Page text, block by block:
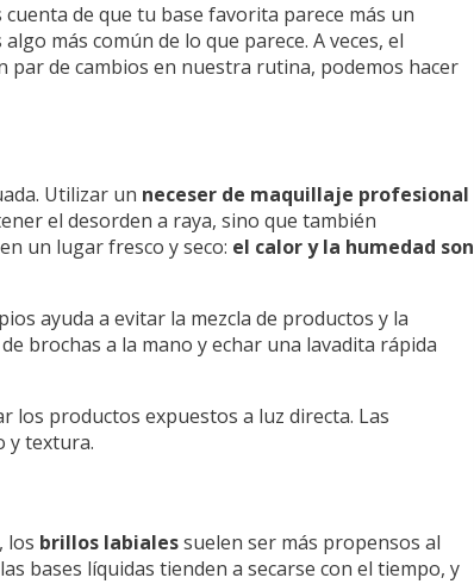
de que tu base favorita parece más un
algo más común de lo que parece. A veces, el
par de cambios en nuestra rutina, podemos hacer
Utilizar un neceser de maquillaje profesional
el desorden a raya, sino que también
un lugar fresco y seco: el calor y la humedad son
ayuda a evitar la mezcla de productos y la
brochas a la mano y echar una lavadita rápida
los productos expuestos a luz directa. Las
y textura.
los brillos labialessuelen ser más propensos al
bases líquidas tienden a secarse con el tiempo, y